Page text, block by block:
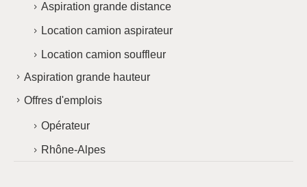
Aspiration grande distance
Location camion aspirateur
Location camion souffleur
Aspiration grande hauteur
Offres d'emplois
Opérateur
Rhône-Alpes